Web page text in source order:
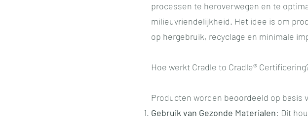
processen te heroverwegen en te
milieuvriendelijkheid. Het idee is om
op hergebruik, recyclage en minimale
Hoe werkt Cradle to Cradle®
Producten worden beoordeeld op basis
Gebruik van Gezonde Materialen: Dit